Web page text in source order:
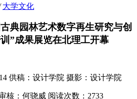
大学文化
典园林艺术数字再生研究与创
”成果展览在北理工开幕
供稿：设计学院 摄影：设计学院
核：何骁威 阅读次数： 2733